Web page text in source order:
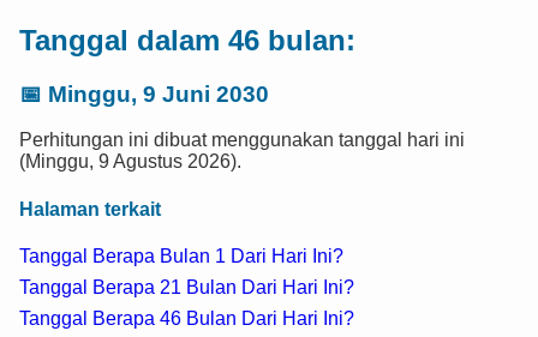
Tanggal dalam 46 bulan:
📅 Minggu, 9 Juni 2030
Perhitungan ini dibuat menggunakan tanggal hari ini
(Minggu, 9 Agustus 2026).
Halaman terkait
Tanggal Berapa Bulan 1 Dari Hari Ini?
Tanggal Berapa 21 Bulan Dari Hari Ini?
Tanggal Berapa 46 Bulan Dari Hari Ini?